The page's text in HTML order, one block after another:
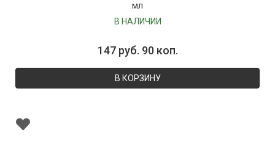
мл
В НАЛИЧИИ
147 руб. 90 коп.
В КОРЗИНУ